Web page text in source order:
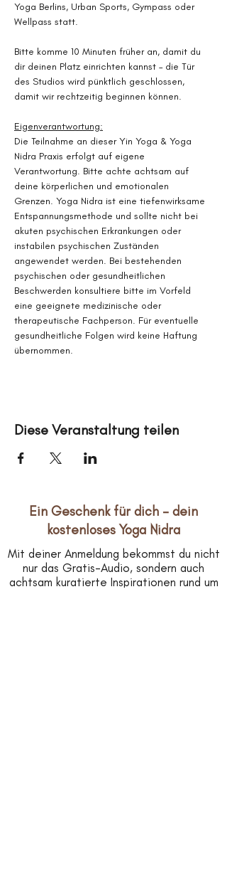
Yoga Berlins, Urban Sports, Gympass oder
Wellpass statt.
Bitte komme 10 Minuten früher an, damit du
dir deinen Platz einrichten kannst – die Tür
des Studios wird pünktlich geschlossen,
damit wir rechtzeitig beginnen können.
Eigenverantwortung:
Die Teilnahme an dieser Yin Yoga & Yoga
Nidra Praxis erfolgt auf eigene
Verantwortung. Bitte achte achtsam auf
deine körperlichen und emotionalen
Grenzen. Yoga Nidra ist eine tiefenwirksame
Entspannungsmethode und sollte nicht bei
akuten psychischen Erkrankungen oder
instabilen psychischen Zuständen
angewendet werden. Bei bestehenden
psychischen oder gesundheitlichen
Beschwerden konsultiere bitte im Vorfeld
eine geeignete medizinische oder
therapeutische Fachperson. Für eventuelle
gesundheitliche Folgen wird keine Haftung
übernommen.
Diese Veranstaltung teilen
Ein Geschenk für dich – dein
kostenloses Yoga Nidra
Mit deiner Anmeldung bekommst du nicht
nur das Gratis-Audio, sondern auch
achtsam kuratierte Inspirationen rund um